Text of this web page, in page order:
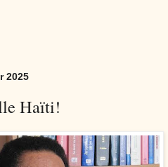
2025
Haïti!